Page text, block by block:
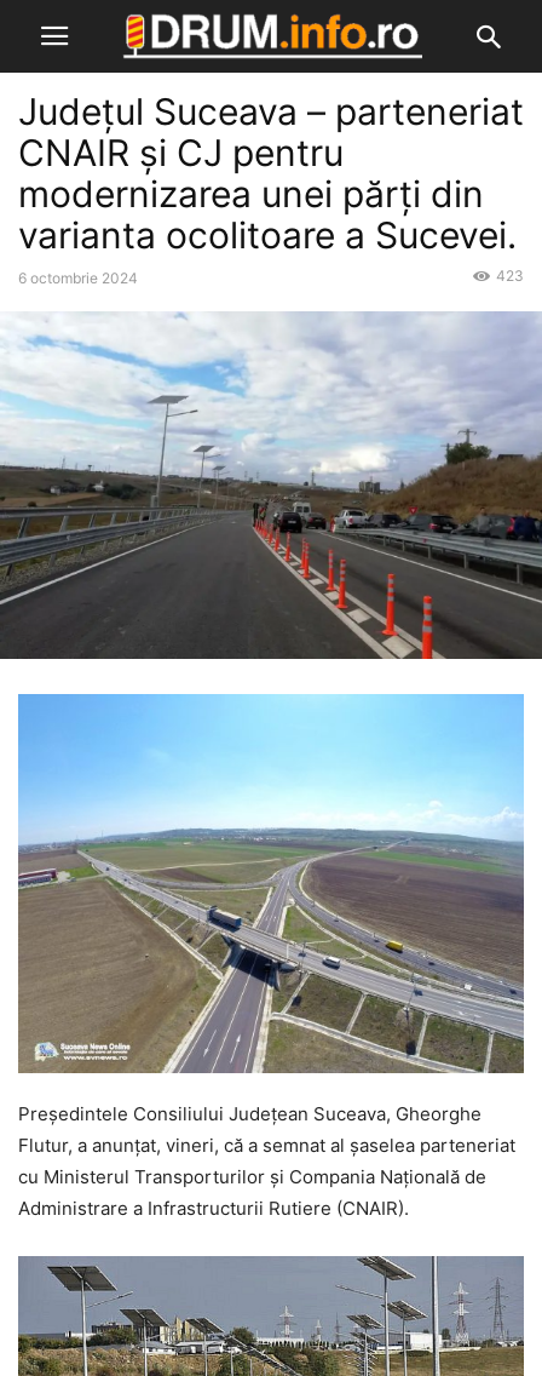
Județul Suceava – parteneriat
CNAIR și CJ pentru
modernizarea unei părți din
varianta ocolitoare a Sucevei.
6 octombrie 2024 423
Președintele Consiliului Județean Suceava, Gheorghe
Flutur, a anunțat, vineri, că a semnat al șaselea parteneriat
cu Ministerul Transporturilor și Compania Națională de
Administrare a Infrastructurii Rutiere (CNAIR).